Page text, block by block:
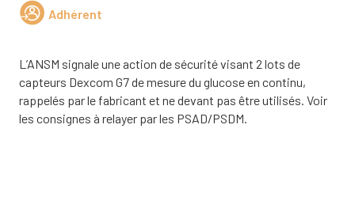
Adhérent
L’ANSM signale une action de sécurité visant 2 lots de
capteurs Dexcom G7 de mesure du glucose en continu,
rappelés par le fabricant et ne devant pas être utilisés. Voir
les consignes à relayer par les PSAD/PSDM.